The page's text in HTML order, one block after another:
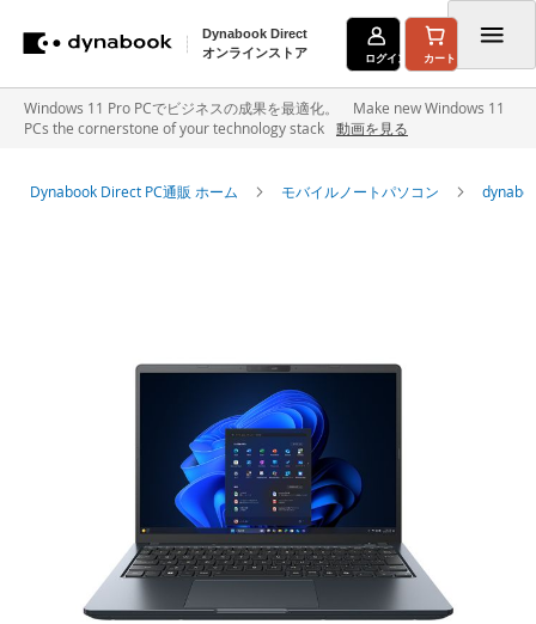
Dynabook Direct
オンラインストア
ログイン カート
Windows 11 Pro PCでビジネスの成果を最適化。 Make new Windows 11
PCs the cornerstone of your technology stack
動画を見る
Dynabook Direct PC通販 ホーム モバイルノートパソコン